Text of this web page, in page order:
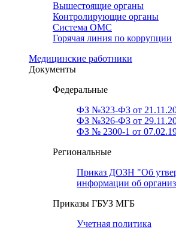
Вышестоящие органы
Контролирующие органы
Система ОМС
Горячая линия по коррупции
Медицинские работники
Документы
Федеральные
ФЗ №323-ФЗ от
ФЗ №326-ФЗ от
ФЗ № 2300-1 от
Региональные
Приказ ДОЗН "Об
информации об
Приказы ГБУЗ МГБ
Учетная политика